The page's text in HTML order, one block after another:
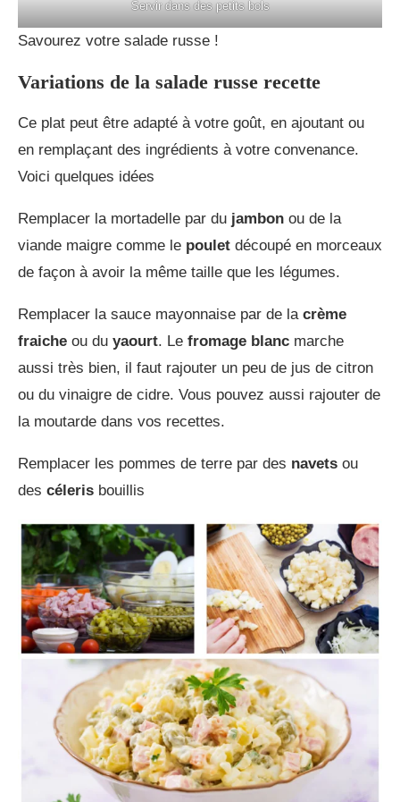
Servir dans des petits bols
Savourez votre salade russe !
Variations de la salade russe recette
Ce plat peut être adapté à votre goût, en ajoutant ou
en remplaçant des ingrédients à votre convenance.
Voici quelques idées
Remplacer la mortadelle par du jambon ou de la
viande maigre comme le poulet découpé en morceaux
de façon à avoir la même taille que les légumes.
Remplacer la sauce mayonnaise par de la crème
fraiche ou du yaourt. Le fromage blanc marche
aussi très bien, il faut rajouter un peu de jus de citron
ou du vinaigre de cidre. Vous pouvez aussi rajouter de
la moutarde dans vos recettes.
Remplacer les pommes de terre par des navets ou
des céleris bouillis